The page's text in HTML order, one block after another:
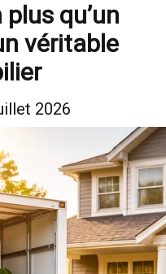
qu’un
véritable
2026